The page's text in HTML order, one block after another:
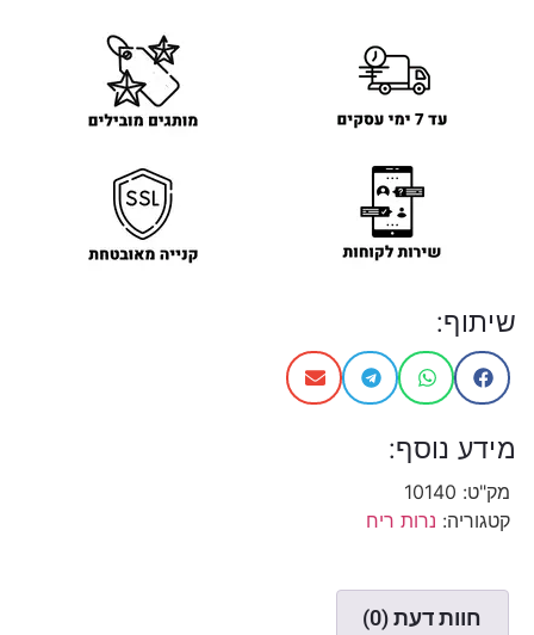
שיתוף:
מידע נוסף:
מק"ט: 10140
קטגוריה: נרות ריח
חוות דעת (0)